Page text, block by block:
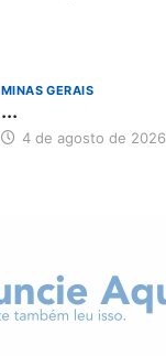
MINAS GERAIS
...
4 de agosto de 2026